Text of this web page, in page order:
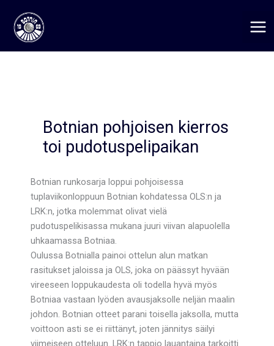
sisältöön
Botnian pohjoisen kierros
toi pudotuspelipaikan
Botnian runkosarja loppui pohjoisessa
tuplaviikonloppuun Botnian kohdatessa OLS:n ja
LRK:n, jotka molemmat olivat vielä
pudotuspelikisassa mukana juuri viivan alapuolella
uhkaamassa Botniaa.
Oulussa Botnialla painoi ottelun alun matkan
rasitukset jaloissa ja OLS, joka on päässyt hyvään
vireeseen loppukaudesta oli todella hyvä myös
Botniaa vastaan lyöden avausjaksolle neljän maalin
johdon. Botnian otteet parani toisella jaksolla, mutta
voittoon asti se ei riittänyt, joten jännitys säilyi
viimeiseen otteluun. LRK:n tappio lauantaina tarkoitti